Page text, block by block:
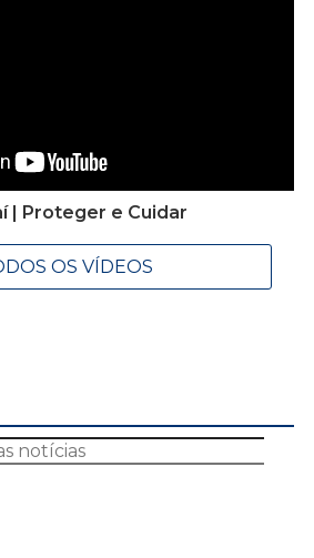
| Proteger e Cuidar
OS VÍDEOS